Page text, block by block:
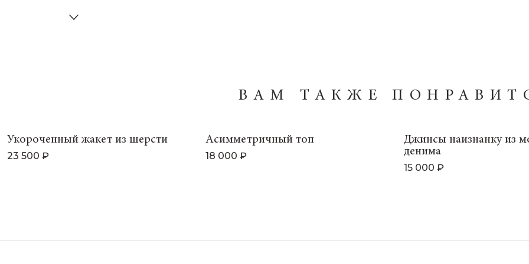
ВАМ ТАКЖЕ
Укороченный жакет из шерсти
23 500 ₽
Асимметричный топ
18 000 ₽
Джинсы наизнанку из
денима
15 000 ₽